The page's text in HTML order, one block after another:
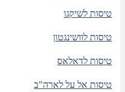
טיסות לשיקגו
טיסות לוושינגטון
טיסות לדאלאס
טיסות אל על לארה"ב